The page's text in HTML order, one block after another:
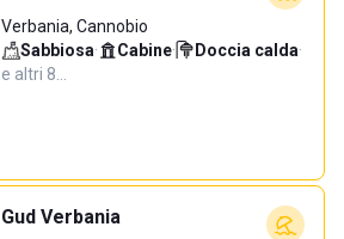
Verbania, Cannobio
Sabbiosa· Cabine· Doccia calda·
e altri 8…
Gud Verbania